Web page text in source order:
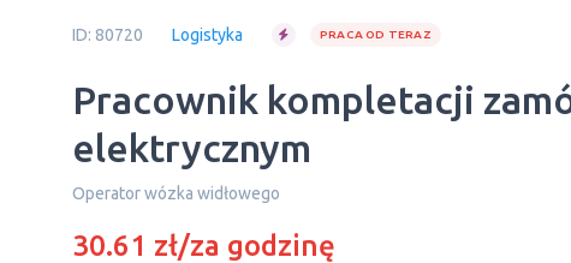
ID: 80720 Logistyka PRACA OD TERAZ
Pracownik kompletacji
elektrycznym
Operator wózka widłowego
30.61 zł/za godzinę